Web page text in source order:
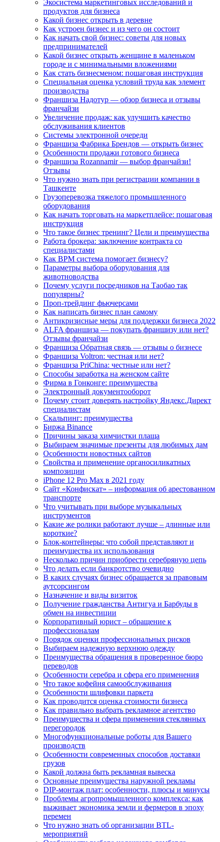
Экосистема маркетинговых исследований и
продуктов для бизнеса
Какой бизнес открыть в деревне
Как устроен бизнес и из чего он состоит
Как начать свой бизнес: советы для новых
предпринимателей
Какой бизнес открыть женщине в маленьком
городе и с минимальными вложениями
Как стать бизнесменом: пошаговая инструкция
Специальная оценка условий труда как элемент
производства
Франшиза Надотур — обзор бизнеса и отзывы
франчайзи
Увеличение продаж: как улучшить качество
обслуживания клиентов
Системы электронной очереди
Франшиза Фабрика Брендов — открыть бизнес
Особенности продажи готового бизнеса
Франшиза Rozannamir — выбор франчайзи!
Отзывы
Что нужно знать при регистрации компании в
Ташкенте
Грузоперевозка тяжелого промышленного
оборудования
Как начать торговать на маркетплейсе: пошаговая
инструкция
Что такое бизнес тренинг? Цели и преимущества
Работа брокера: заключение контракта со
специалистами
Как BPM система помогает бизнесу?
Параметры выбора оборудования для
животноводства
Почему услуги посредников на Таобао так
популярны?
Проп-трейдинг фьючерсами
Как написать бизнес план самому
Антикризисные меры для поддержки бизнеса 2022
ALFA франшиза — покупать франшизу или нет?
Отзывы франчайзи
Франшиза Обратная связь — отзывы о бизнесе
Франшиза Voltron: честная или нет?
Франшиза PriChina: честные или нет?
Способы заработка на женском сайте
Фирма в Гонконге: преимущества
Электронный документооборот
Почему стоит доверять настройку Яндекс.Директ
специалистам
Скальпинг: преимущества
Биржа Binance
Причины заказа химчистки плаща
Выбираем значимые презенты для любимых дам
Особенности новостных сайтов
Свойства и применение органосиликатных
композиции
iPhone 12 Pro Max в 2021 году
Сайт «Конфискат» – информация об арестованном
транспорте
Что учитывать при выборе музыкальных
инструментов
Какие же ролики работают лучше – длинные или
короткие?
Блок-контейнеры: что собой представляют и
преимущества их использования
Несколько причин приобрести серебряную цепь
Что делать если банкротство очевидно
В каких случаях бизнес обращается за правовым
аутсорсингом
Назначение и виды визиток
Получение гражданства Антигуа и Барбуды в
обмен на инвестиции
Корпоративный юрист – обращение к
профессионалам
Порядок оценки профессиональных рисков
Выбираем надежную верхнюю одежду
Преимущества обращения в проверенное бюро
переводов
Особенности серебра и сфера его применения
Что такое кофейня самообслуживания
Особенности шлифовки паркета
Как проводится оценка стоимости бизнеса
Как правильно выбрать рекламное агентство
Преимущества и сфера применения стеклянных
перегородок
Многофункциональные роботы для Вашего
производств
Особенности современных способов доставки
грузов
Какой должна быть рекламная вывеска
Основные преимущества наружной рекламы
DIP-монтаж плат: особенности, плюсы и минусы
Проблемы агропромышленного комплекса: как
выживает экономика земли и фермеров в эпоху
перемен
Что нужно знать об организации BTL-
мероприятий